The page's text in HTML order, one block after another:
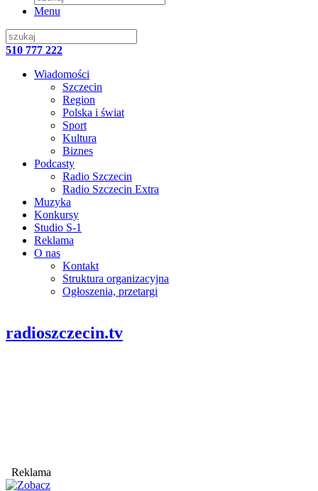
Menu
510 777 222
Wiadomości
Szczecin
Region
Polska i świat
Sport
Kultura
Biznes
Podcasty
Radio Szczecin
Radio Szczecin Extra
Muzyka
Konkursy
Studio S-1
Reklama
O nas
Kontakt
Struktura organizacyjna
Ogłoszenia, przetargi
radioszczecin.tv
Reklama